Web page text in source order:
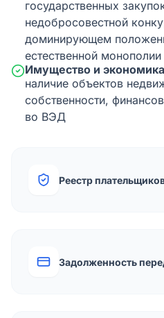
государственных
недобросовестной
доминирующем
естественной монополии
Имущество и
наличие объектов
собственности,
во ВЭД
Реестр
Задолженность